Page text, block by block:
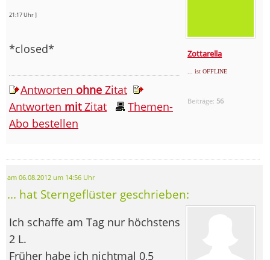
Zottarella
... ist OFFLINE
Beiträge: 56
21:17 Uhr ]
*closed*
Antworten ohne Zitat
Antworten mitZitat
Themen-
Abo bestellen
am 06.08.2012 um 14:56 Uhr
... hat Sterngeflüster geschrieben:
Ich schaffe am Tag nur höchstens
2 L.
Früher habe ich nichtmal 0,5